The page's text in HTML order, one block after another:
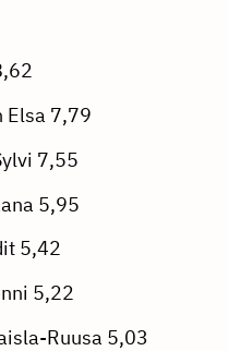
Elsa 7,79
7,55
5,95
5,42
5,22
Ruusa 5,03